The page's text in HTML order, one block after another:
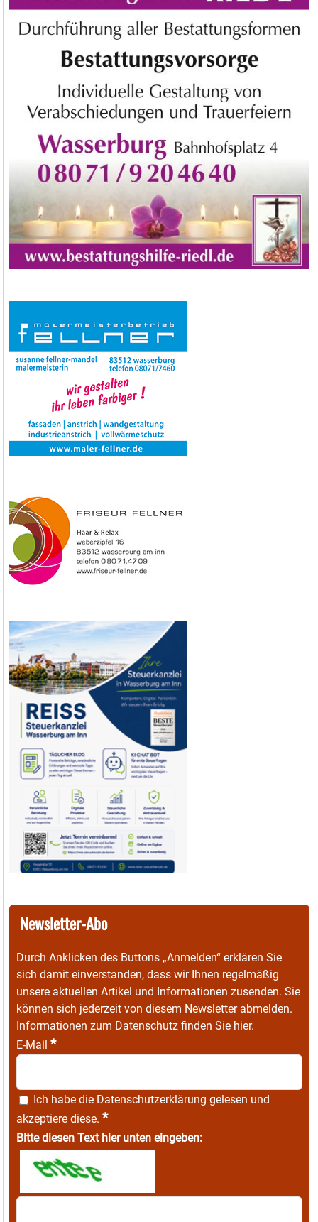
Newsletter-Abo
Durch Anklicken des Buttons „Anmelden“ erklären Sie
sich damit einverstanden, dass wir Ihnen regelmäßig
unsere aktuellen Artikel und Informationen zusenden. Sie
können sich jederzeit von diesem Newsletter abmelden.
Informationen zum Datenschutz finden Sie hier.
E-Mail *
Ich habe die Datenschutzerklärung gelesen und
akzeptiere diese. *
Bitte diesen Text hier unten eingeben: